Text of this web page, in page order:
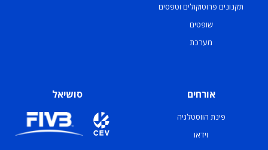
תקנונים פרוטוקולים וטפסים
שופטים
מערכת
אורחים
פינת הווסטלגיה
וידאו
סושיאל